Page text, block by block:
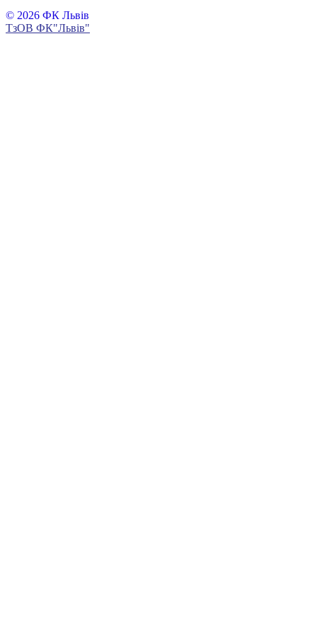
© 2026 ФК Львів
ТзОВ ФК"Львів"